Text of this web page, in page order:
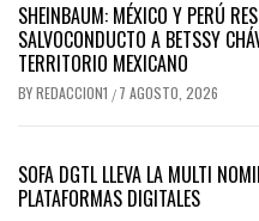
SHEINBAUM: MÉXICO Y PERÚ
SALVOCONDUCTO A BETSSY
TERRITORIO MEXICANO
BYREDACCION1 / 7 AGOSTO, 2026
SOFA DGTL LLEVA LA MULTI
PLATAFORMAS DIGITALES